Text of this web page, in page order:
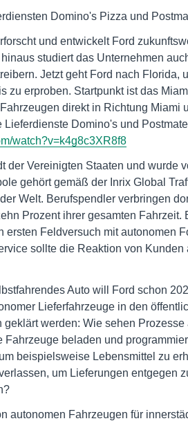
Domino's Pizza und
und entwickelt Ford
studiert das Unternehmen
Jetzt geht Ford nach Florida,
zu erproben. Startpunkt ist das
direkt in Richtung Miami
Lieferdienste Domino's und
watch?v=k4g8c3XR8f8
der Vereinigten Staaten und wurde
gehört gemäß der Inrix Global
Welt. Berufspendler verbringen
Prozent ihrer gesamten Fahrzeit.
ersten Feldversuch mit autonomen
sollte die Reaktion von
Auto will Ford schon
Lieferfahrzeuge in den
werden: Wie sehen
Fahrzeuge beladen und
beispielsweise Lebensmittel zu
um Lieferungen entgegen
autonomen Fahrzeugen für